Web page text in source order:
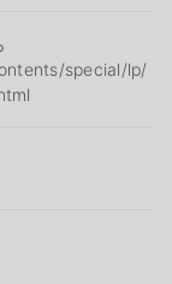
special/lp/